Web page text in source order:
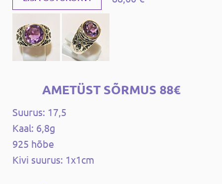
AMETÜST SÕRMUS 88€
Suurus: 17,5
Kaal: 6,8g
925 hõbe
Kivi suurus: 1x1cm